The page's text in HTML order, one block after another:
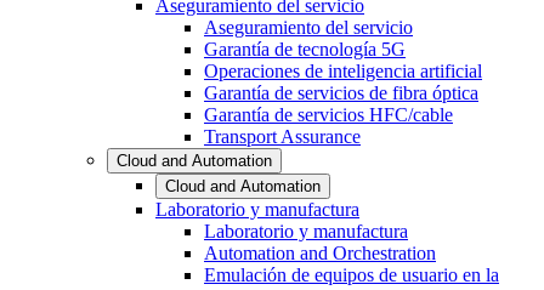
Aseguramiento del servicio
Aseguramiento del servicio
Garantía de tecnología 5G
Operaciones de inteligencia artificial
Garantía de servicios de fibra óptica
Garantía de servicios HFC/cable
Transport Assurance
Cloud and Automation
Cloud and Automation
Laboratorio y manufactura
Laboratorio y manufactura
Automation and Orchestration
Emulación de equipos de usuario en la